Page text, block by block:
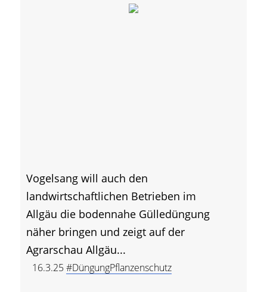
Vogelsang will auch den
landwirtschaftlichen Betrieben im
Allgäu die bodennahe Gülledüngung
näher bringen und zeigt auf der
Agrarschau Allgäu...
16.3.25#DüngungPflanzenschutz